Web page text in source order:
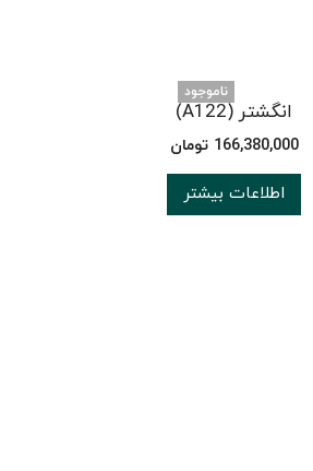
ناموجود
انگشتر (A122)
166,380,000 تومان
اطلاعات بیشتر